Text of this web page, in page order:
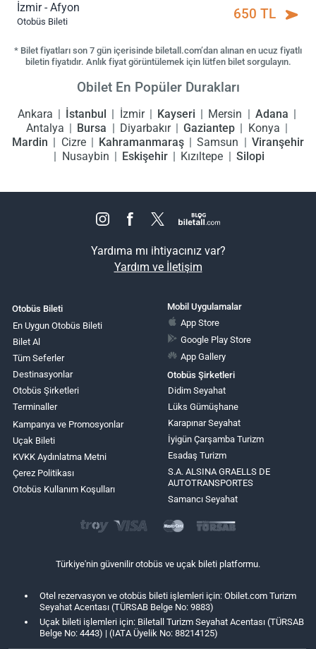
İzmir - Afyon
Otobüs Bileti 650 TL
* Bilet fiyatları son 7 gün içerisinde biletall.com’dan alınan en ucuz fiyatlı
biletin fiyatıdır. Anlık fiyat görüntülemek için lütfen bilet sorgulayın.
Obilet En Popüler Durakları
Ankara İstanbul İzmir Kayseri Mersin
Adana
Antalya
Bursa Diyarbakır Gaziantep
Konya
Mardin
Cizre Kahramanmaraş Samsun
Viranşehir
Nusaybin
Eskişehir Kızıltepe Silopi
Yardıma mı ihtiyacınız var?
Yardım ve İletişim
Otobüs Bileti
En Uygun Otobüs Bileti
Bilet Al
Tüm Seferler
Destinasyonlar
Otobüs Şirketleri
Terminaller
Kampanya ve Promosyonlar
Uçak Bileti
KVKK Aydınlatma Metni
Çerez Politikası
Otobüs Kullanım Koşulları
Mobil Uygulamalar
App Store
Google Play Store
App Gallery
Otobüs Şirketleri
Didim Seyahat
Lüks Gümüşhane
Karapınar Seyahat
İyigün Çarşamba Turizm
Esadaş Turizm
S.A. ALSINA GRAELLS DE
AUTOTRANSPORTES
Samancı Seyahat
Türkiye'nin güvenilir otobüs ve uçak bileti platformu.
Otel rezervasyon ve otobüs bileti işlemleri için: Obilet.com Turizm
Seyahat Acentası (TÜRSAB Belge No: 9883)
Uçak bileti işlemleri için: Biletall Turizm Seyahat Acentası (TÜRSAB
Belge No: 4443) | (IATA Üyelik No: 88214125)